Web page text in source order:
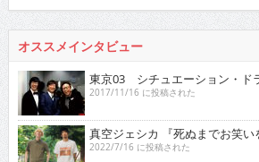
行平あい佳 初主演で大胆な体当たり艶技
原つむぎ 人気上昇中！愛らしい笑顔とほ
た雰...
2021/3/16 に投稿された